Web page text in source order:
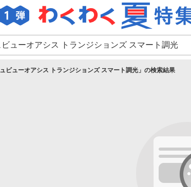
ショッピング 旅行
ビューオアシス トランジションズ スマート調光 」の検索結果